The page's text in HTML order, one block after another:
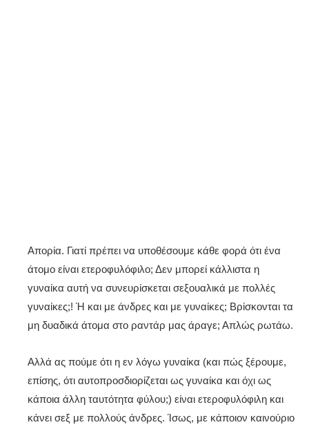
Απορία. Γιατί πρέπει να υποθέσουμε κάθε φορά ότι ένα
άτομο είναι ετεροφυλόφιλο; Δεν μπορεί κάλλιστα η
γυναίκα αυτή να συνευρίσκεται σεξουαλικά με πολλές
γυναίκες;! Ή και με άνδρες και με γυναίκες; Βρίσκονται τα
μη δυαδικά άτομα στο ραντάρ μας άραγε; Απλώς ρωτάω.
Αλλά ας πούμε ότι η εν λόγω γυναίκα (και πώς ξέρουμε,
επίσης, ότι αυτοπροσδιορίζεται ως γυναίκα και όχι ως
κάποια άλλη ταυτότητα φύλου;) είναι ετεροφυλόφιλη και
κάνει σεξ με πολλούς άνδρες. Ίσως, με κάποιον καινούριο